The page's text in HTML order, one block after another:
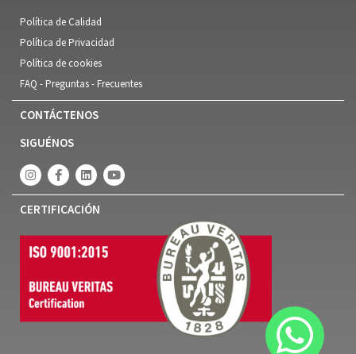
Política de Calidad
Política de Privacidad
Política de cookies
FAQ - Preguntas - Frecuentes
CONTÁCTENOS
SIGUÉNOS
CERTIFICACIÓN